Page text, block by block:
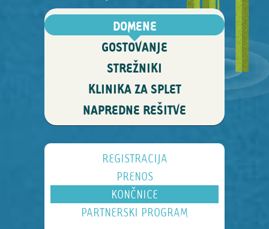
DOMENE
GOSTOVANJE
STREŽNIKI
KLINIKA ZA SPLET
NAPREDNE REŠITVE
REGISTRACIJA
PRENOS
KONČNICE
PARTNERSKI PROGRAM